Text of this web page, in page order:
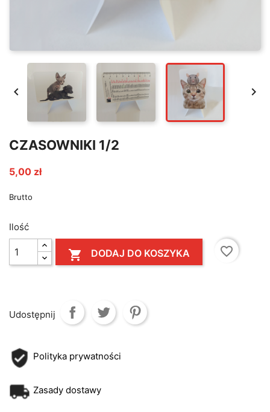
 
CZASOWNIKI 1/2
5,00 zł
Brutto
Ilość
 DODAJ DO KOSZYKA favorite_border
Udostępnij
Polityka prywatności
Zasady dostawy